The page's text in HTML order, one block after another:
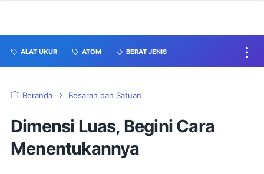
ALAT UKUR ATOM BERAT JENIS
Beranda Besaran dan Satuan
Dimensi Luas, Begini Cara
Menentukannya